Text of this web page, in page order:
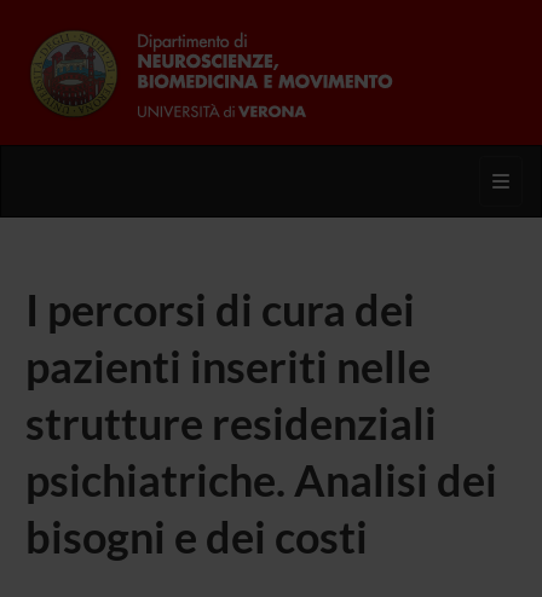
I percorsi di cura dei
pazienti inseriti nelle
strutture residenziali
psichiatriche. Analisi dei
bisogni e dei costi